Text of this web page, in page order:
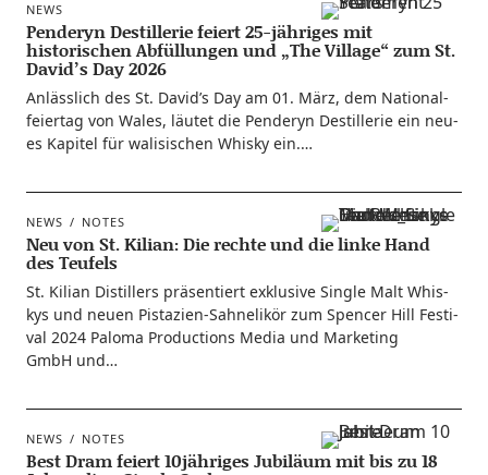
NEWS
Penderyn Destillerie feiert 25-jähriges mit
historischen Abfüllungen und „The Village“ zum St.
David’s Day 2026
Anläss­lich des St. David’s Day am 01. März, dem Natio­nal­
fei­er­tag von Wales, läu­tet die Pen­deryn Destil­le­rie ein neu­
es Kapi­tel für wali­si­schen Whis­ky ein.…
NEWS NOTES
Neu von St. Kilian: Die rechte und die linke Hand
des Teufels
St. Kili­an Distil­lers prä­sen­tiert exklu­si­ve Sin­gle Malt Whis­
kys und neu­en Pis­ta­zi­en-Sahn­e­li­kör zum Spen­cer Hill Fes­ti­
val 2024 Palo­ma Pro­duc­tions Media und Mar­ke­ting
GmbH und…
NEWS NOTES
Best Dram feiert 10jähriges Jubiläum mit bis zu 18